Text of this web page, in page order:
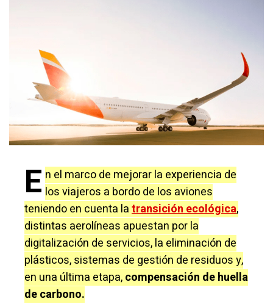
E n el marco de mejorar la experiencia de
los viajeros a bordo de los aviones
teniendo en cuenta latransición ecológica,
distintas aerolíneas apuestan por la
digitalización de servicios, la eliminación de
plásticos, sistemas de gestión de residuos y,
en una última etapa,compensación de huella
de carbono.